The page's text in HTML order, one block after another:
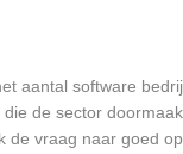
aantal software
de sector
de vraag naar goed